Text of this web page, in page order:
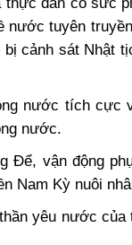
tuyên
cảnh sát Nhật
nước tích cực
nước.
Để, vận động
Nam Kỳ nuôi
yêu nước